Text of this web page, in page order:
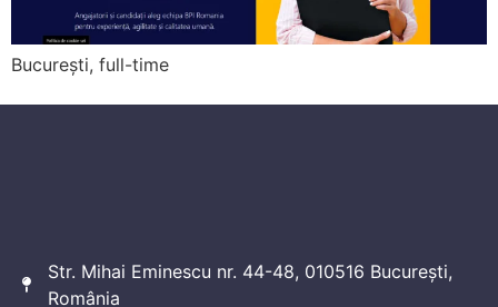
București, full-time
Str. Mihai Eminescu nr. 44-48, 010516 București,
România